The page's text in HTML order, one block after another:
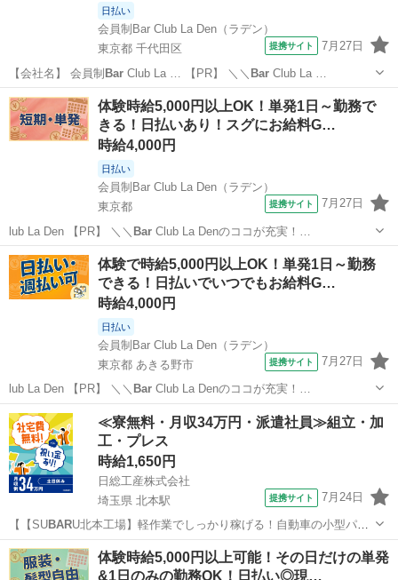
日払い
会員制Bar Club La Den（ラデン）
東京都 千代田区
提携サイト 7月27日
【会社名】 会員制 Bar Club La … 【PR】 ＼＼ BarClub La …
東京 千代田区 その他
体験時給5,000円以上OK！単発1日～勤務で
きる！日払いあり！スグにお給料G…
時給4,000円
日払い
会員制Bar Club La Den（ラデン）
東京都
提携サイト 7月27日
lub La Den 【PR】 ＼＼ BarClub La Denのココが充実！…
東京 その他
体験で時給5,000円以上OK！単発1日～勤務
できる！日払いでいつでもお給料G…
時給4,000円
日払い
会員制Bar Club La Den（ラデン）
東京都 あきる野市
提携サイト 7月27日
lub La Den 【PR】 ＼＼ BarClub La Denのココが充実！…
東京 あきる野市 その他
≪寮無料・月収34万円・派遣社員≫組立・加
工・プレス
時給1,650円
日総工産株式会社
埼玉県 北本駅
提携サイト 7月24日
【【SUBARU北本工場】軽作業でしっかり稼げる！自動車の小型パー
ツ組立・検査】<SUBARU北本工場>寮費無料×特典60万円支給♪ お仕
事内容 【SUBARU北本工場】軽作業でしっかり稼げる！自動車の小型
埼玉 北本市 北本駅 その他
体験時給5,000円以上可能！その日だけの単発
&1日のみの勤務OK！日払い◎現…